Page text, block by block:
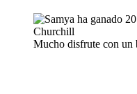
Mucho disfrute con un